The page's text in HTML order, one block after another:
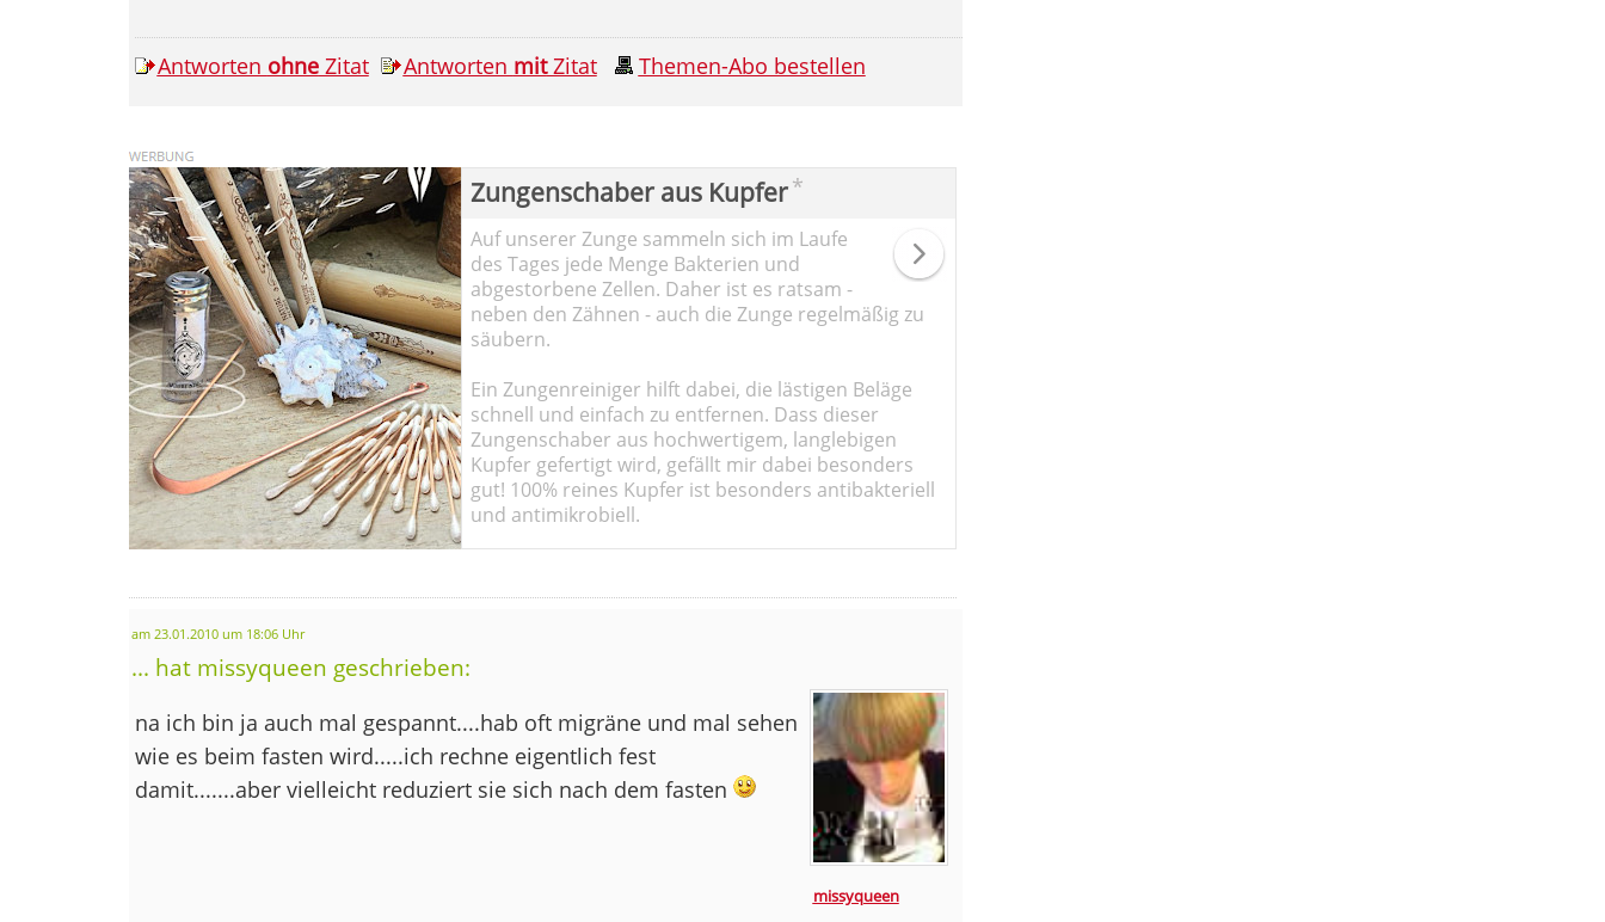
Antworten ohneZitat Antworten mitZitat Themen-Abo bestellen
Zungenschaber aus Kupfer*
Auf unserer Zunge sammeln sich im Laufe
des Tages jede Menge Bakterien und
abgestorbene Zellen. Daher ist es ratsam -
neben den Zähnen - auch die Zunge regelmäßig zu
säubern.
Ein Zungenreiniger hilft dabei, die lästigen Beläge
schnell und einfach zu entfernen. Dass dieser
Zungenschaber aus hochwertigem, langlebigen
Kupfer gefertigt wird, gefällt mir dabei besonders
gut! 100% reines Kupfer ist besonders antibakteriell
und antimikrobiell.
am 23.01.2010 um 18:06 Uhr
... hat missyqueen geschrieben:
missyqueen
na ich bin ja auch mal gespannt....hab oft migräne und mal sehen
wie es beim fasten wird.....ich rechne eigentlich fest
damit.......aber vielleicht reduziert sie sich nach dem fasten